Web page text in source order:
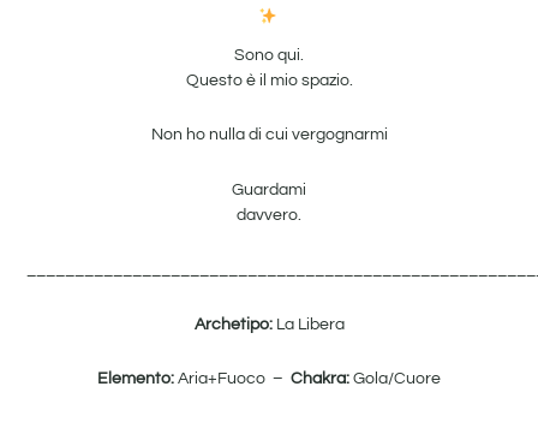
Sono qui.
Questo è il mio spazio.
Non ho nulla di cui vergognarmi
Guardami
davvero.
Archetipo: La Libera
Elemento: Aria+Fuoco – Chakra: Gola/Cuore